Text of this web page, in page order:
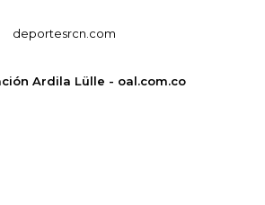
deportesrcn.com
Ardila Lülle - oal.com.co